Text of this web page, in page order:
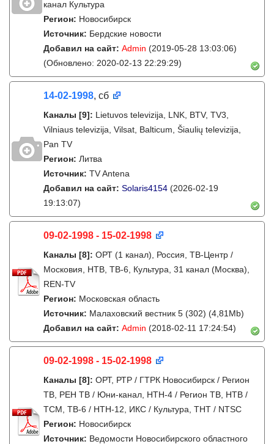
канал Культура
Регион: Новосибирск
Источник: Бердские новости
Добавил на сайт: Admin (2019-05-28 13:03:06)
(Обновлено: 2020-02-13 22:29:29)
14-02-1998, сб
Каналы [9]: Lietuvos televizija, LNK, BTV, TV3,
Vilniaus televizija, Vilsat, Balticum, Šiaulių televizija,
Pan TV
Регион: Литва
Источник: TV Antena
Добавил на сайт: Solaris4154 (2026-02-19
19:13:07)
09-02-1998 - 15-02-1998
Каналы [8]: ОРТ (1 канал), Россия, ТВ-Центр /
Московия, НТВ, ТВ-6, Культура, 31 канал (Москва),
REN-TV
Регион: Московская область
Источник: Малаховский вестник 5 (302) (4,81Mb)
Добавил на сайт: Admin (2018-02-11 17:24:54)
09-02-1998 - 15-02-1998
Каналы [8]: ОРТ, РТР / ГТРК Новосибирск / Регион
ТВ, РЕН ТВ / Юни-канал, НТН-4 / Регион ТВ, НТВ /
ТСМ, ТВ-6 / НТН-12, ИКС / Культура, ТНТ / NTSC
Регион: Новосибирск
Источник: Ведомости Новосибирского областного